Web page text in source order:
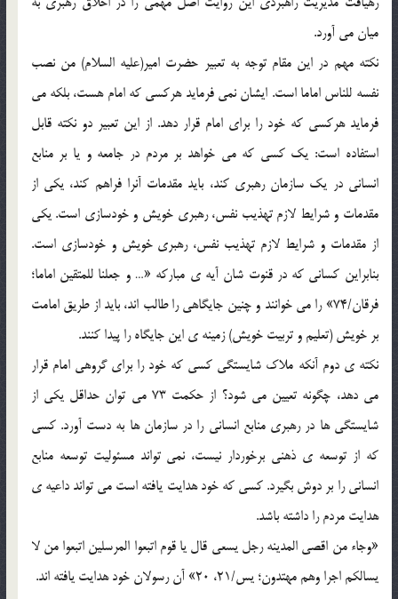
ميان مي آورد.
نکته مهم در اين مقام توجه به تعبير حضرت امير(عليه السلام) من نصب
نفسه للناس اماما است. ايشان نمي فرمايد هرکسي که امام هست، بلکه مي
فرمايد هرکسي که خود را براي امام قرار دهد. از اين تعبير دو نکته قابل
استفاده است: يک کسي که مي خواهد بر مردم در جامعه و يا بر منابع
انساني در يک سازمان رهبري کند، بايد مقدمات آنرا فراهم کند، يکي از
مقدمات و شرايط لازم تهذيب نفس، رهبري خويش و خودسازي است. يکي
از مقدمات و شرايط لازم تهذيب نفس، رهبري خويش و خودسازي است.
بنابراين کساني که در قنوت شان آيه ي مبارکه «… و جعلنا للمتقين اماما؛
فرقان/74» را مي خوانند و چنين جايگاهي را طالب اند، بايد از طريق امامت
بر خويش (تعليم و تربيت خويش) زمينه ي اين جايگاه را پيدا کنند.
نکته ي دوم آنکه ملاک شايستگي کسي که خود را براي گروهي امام قرار
مي دهد، چگونه تعيين مي شود؟ از حکمت 73 مي توان حداقل يکي از
شايستگي ها در رهبري منابع انساني را در سازمان ها به دست آورد. کسي
که از توسعه ي ذهني برخوردار نيست، نمي تواند مسئوليت توسعه منابع
انساني را بر دوش بگيرد. کسي که خود هدايت يافته است مي تواند داعيه ي
هدايت مردم را داشته باشد.
«وجاء من اقصي المدينه رجل يسعي قال يا قوم اتبعوا المرسلين اتبعوا من لا
يسالکم اجرا وهم مهتدون؛ يس/21، 20» آن رسولان خود هدايت يافته اند.